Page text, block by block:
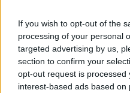
If you wish to opt-out of the
processing of your personal
targeted advertising by us,
section to confirm your
opt-out request is processed
interest-based ads based
nouveau cimetière (au
troisième sortie). Continuer
cimetière sis au numéro 26
l'eau coule dès qu'on
tourner à gauche à
rejoindre la D227.